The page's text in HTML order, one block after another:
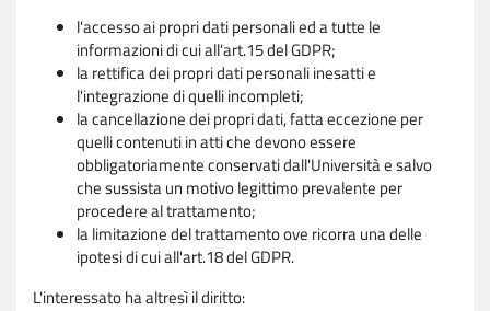
l'accesso ai propri dati personali ed a tutte le
informazioni di cui all'art.15 del GDPR;
la rettifica dei propri dati personali inesatti e
l'integrazione di quelli incompleti;
la cancellazione dei propri dati, fatta eccezione per
quelli contenuti in atti che devono essere
obbligatoriamente conservati dall'Università e salvo
che sussista un motivo legittimo prevalente per
procedere al trattamento;
la limitazione del trattamento ove ricorra una delle
ipotesi di cui all'art.18 del GDPR.
L'interessato ha altresì il diritto: